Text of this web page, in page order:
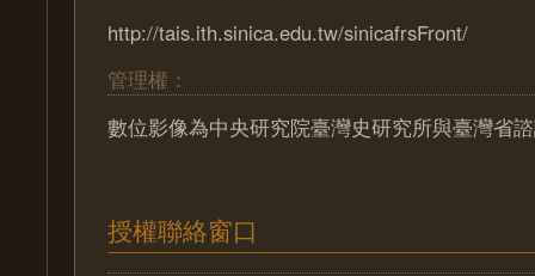
http://tais.ith.sinica.edu.tw/sinicafrsFront/
管理權：
數位影像為中央研究院臺灣史研究所與臺灣省
授權聯絡窗口